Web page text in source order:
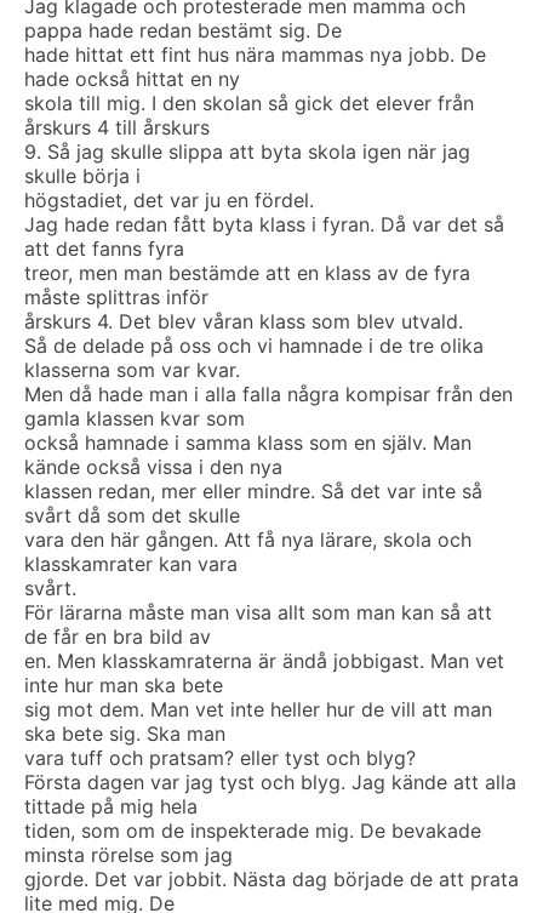
Jag klagade och protesterade men mamma och
pappa hade redan bestämt sig. De
hade hittat ett fint hus nära mammas nya jobb. De
hade också hittat en ny
skola till mig. I den skolan så gick det elever från
årskurs 4 till årskurs
9. Så jag skulle slippa att byta skola igen när jag
skulle börja i
högstadiet, det var ju en fördel.
Jag hade redan fått byta klass i fyran. Då var det så
att det fanns fyra
treor, men man bestämde att en klass av de fyra
måste splittras inför
årskurs 4. Det blev våran klass som blev utvald.
Så de delade på oss och vi hamnade i de tre olika
klasserna som var kvar.
Men då hade man i alla falla några kompisar från den
gamla klassen kvar som
också hamnade i samma klass som en själv. Man
kände också vissa i den nya
klassen redan, mer eller mindre. Så det var inte så
svårt då som det skulle
vara den här gången. Att få nya lärare, skola och
klasskamrater kan vara
svårt.
För lärarna måste man visa allt som man kan så att
de får en bra bild av
en. Men klasskamraterna är ändå jobbigast. Man vet
inte hur man ska bete
sig mot dem. Man vet inte heller hur de vill att man
ska bete sig. Ska man
vara tuff och pratsam? eller tyst och blyg?
Första dagen var jag tyst och blyg. Jag kände att alla
tittade på mig hela
tiden, som om de inspekterade mig. De bevakade
minsta rörelse som jag
gjorde. Det var jobbit. Nästa dag började de att prata
lite med mig. De